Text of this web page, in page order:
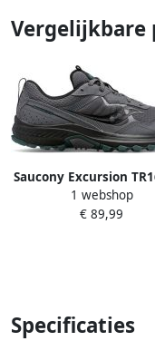
Vergelijkbare
Saucony Excursion
Heren
Hardlopen Trail
1 webshop
€ 89,99
Specificaties